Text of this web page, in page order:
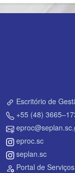
Escritório de
+55 (48)
eproc.sc
seplan.sc
Portal de